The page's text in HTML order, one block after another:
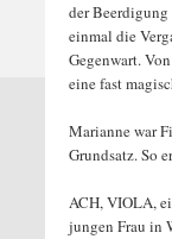
der Beerdigung
einmal die
Gegenwart.
eine fast
Marianne war
Grundsatz. So
ACH, VIOLA,
jungen Frau in